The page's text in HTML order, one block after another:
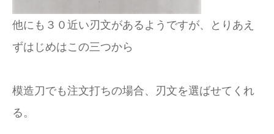
他にも３０近い刃文があるようですが、とりあえ
ずはじめはこの三つから
模造刀でも注文打ちの場合、刃文を選ばせてくれ
る。